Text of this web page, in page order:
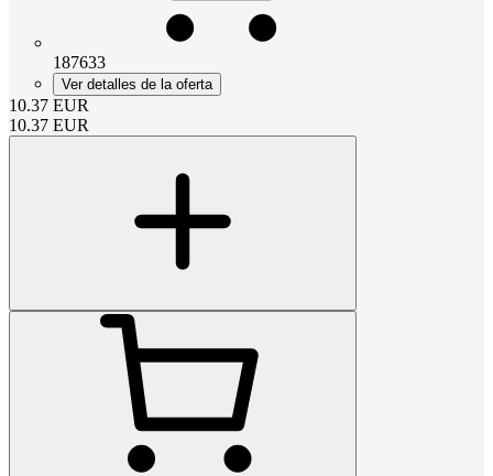
187633
Ver detalles de la oferta
10.37 EUR
10.37 EUR